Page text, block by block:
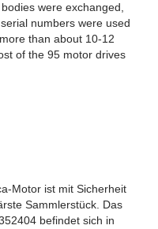
were exchanged,
numbers were used
than about 10-12
of the 95 motor drives
Motor ist mit Sicherheit
Sammlerstück. Das
befindet sich in